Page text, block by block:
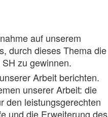
auf unserem
durch dieses Thema die
zu gewinnen.
Arbeit berichten.
unserer Arbeit: die
den leistungsgerechten
und die Erweiterung des